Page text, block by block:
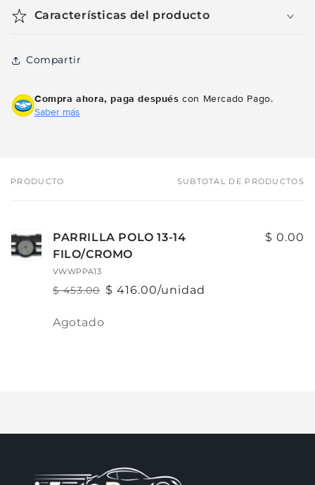
Características del producto
Compartir
Compra ahora, paga después con Mercado Pago.
Saber más
Tu
PRODUCTO SUBTOTAL DE PRODUCTOS
PARRILLA POLO 13-14
FILO/CROMO
VWWPPA13
Precio
$ 453.00
Precio
oferta
$ 416.00/unidad
$ 0.00
Cantidad
Agotado